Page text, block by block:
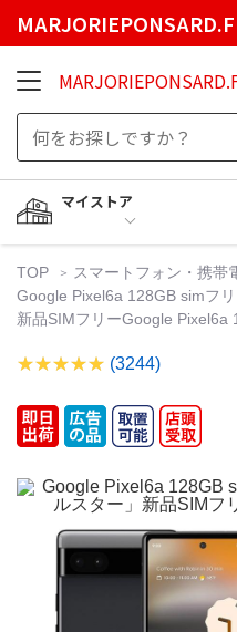
マイストア
TOP スマートフォン・携帯
Google Pixel6a 128GB simフ
新品SIMフリーGoogle Pixel6a
(3244)